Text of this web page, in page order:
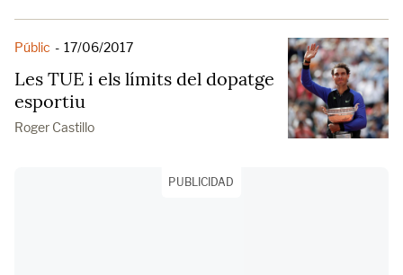
Públic - 17/06/2017
Les TUE i els límits del dopatge
esportiu
Roger Castillo
PUBLICIDAD